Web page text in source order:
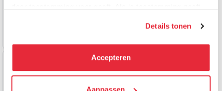
kunnen deze gegevens combineren met informatie die zij
kunt alle cookies accepteren, alleen noodzakelijke
Details tonen
Accepteren
999,00 999,00